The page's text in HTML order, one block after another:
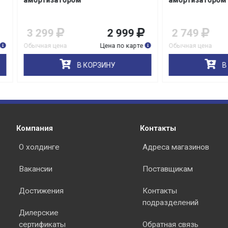
цена
2 999
Цена по карте
В КОРЗИНУ
2 749
Обычная цена
2 499
Цена по
В КОРЗИНУ
раз в 2 недели
Компания
О холдинге
Вакансии
Достижения
Дилерские
сертификаты
Контакты
Адреса магазинов
Поставщикам
Контакты
подразделений
Обратная связь